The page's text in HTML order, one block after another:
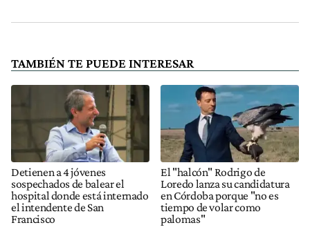
TAMBIÉN TE PUEDE INTERESAR
Detienen a 4 jóvenes
sospechados de balear el
hospital donde está internado
el intendente de San
Francisco
El "halcón" Rodrigo de
Loredo lanza su candidatura
en Córdoba porque "no es
tiempo de volar como
palomas"